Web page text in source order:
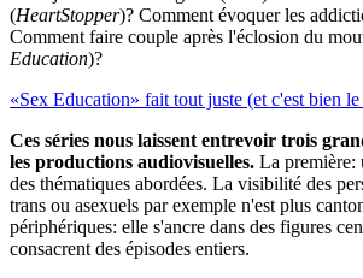
(HeartStopper)? Comment évoquer les
Comment faire couple après l'éclosion du
Education)?
«Sex Education» fait tout juste (et c'est bien
Ces séries nous laissent entrevoir trois
les productions audiovisuelles. La première:
des thématiques abordées. La visibilité des
trans ou asexuels par exemple n'est plus
périphériques: elle s'ancre dans des figures
consacrent des épisodes entiers.